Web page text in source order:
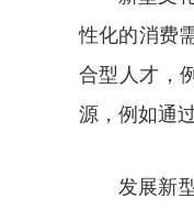
性化的消费
合型人才，
源，例如通
发展新